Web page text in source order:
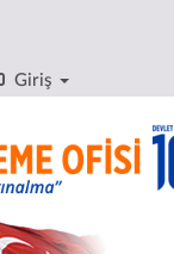
Giriş